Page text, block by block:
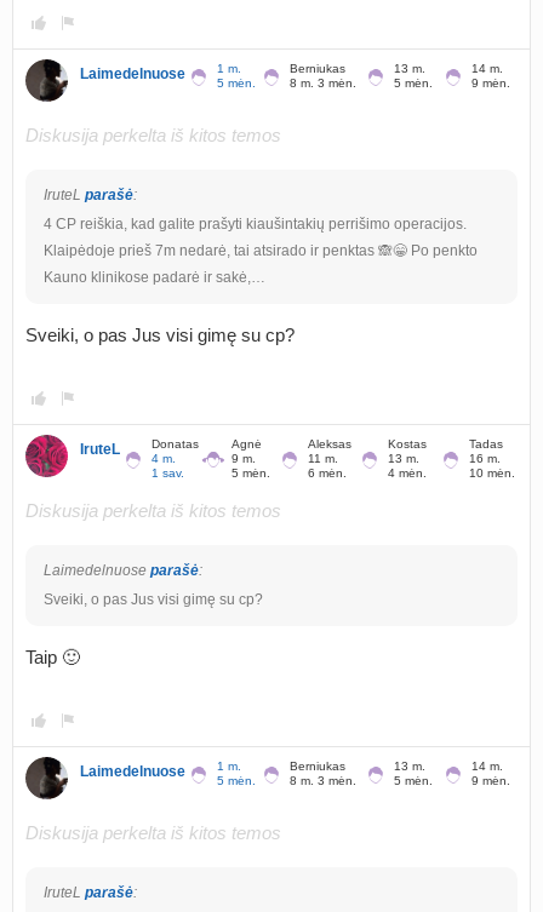
Laimedelnuose
1 m.
5 mėn.
Berniukas
8 m. 3 mėn.
13 m.
5 mėn.
14 m.
9 mėn.
Diskusija perkelta iš kitos temos
IruteL parašė:
4 CP reiškia, kad galite prašyti kiaušintakių perrišimo operacijos.
Klaipėdoje prieš 7m nedarė, tai atsirado ir penktas 🙈😁 Po penkto
Kauno klinikose padarė ir sakė,…
Sveiki, o pas Jus visi gimę su cp?
IruteL
Donatas
4 m.
1 sav.
Agnė
9 m.
5 mėn.
Aleksas
11 m.
6 mėn.
Kostas
13 m.
4 mėn.
Tadas
16 m.
10 mėn.
Diskusija perkelta iš kitos temos
Laimedelnuose parašė:
Sveiki, o pas Jus visi gimę su cp?
Taip 🙂
Laimedelnuose
1 m.
5 mėn.
Berniukas
8 m. 3 mėn.
13 m.
5 mėn.
14 m.
9 mėn.
Diskusija perkelta iš kitos temos
IruteL parašė: